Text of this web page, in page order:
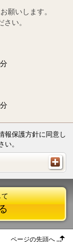
願いします。
い。
分
分
報保護方針に同意し
い。
て
ページの先頭へ